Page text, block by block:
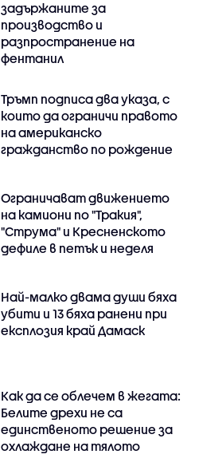
задържаните за
производство и
разпространение на
фентанил
Тръмп подписа два указа, с
които да ограничи правото
на американско
гражданство по рождение
Ограничават движението
на камиони по "Тракия",
"Струма" и Кресненското
дефиле в петък и неделя
Най-малко двама души бяха
убити и 13 бяха ранени при
експлозия край Дамаск
Как да се облечем в жегата:
Белите дрехи не са
единственото решение за
охлаждане на тялото